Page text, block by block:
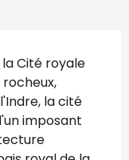
Cité royale
rocheux,
la cité
imposant